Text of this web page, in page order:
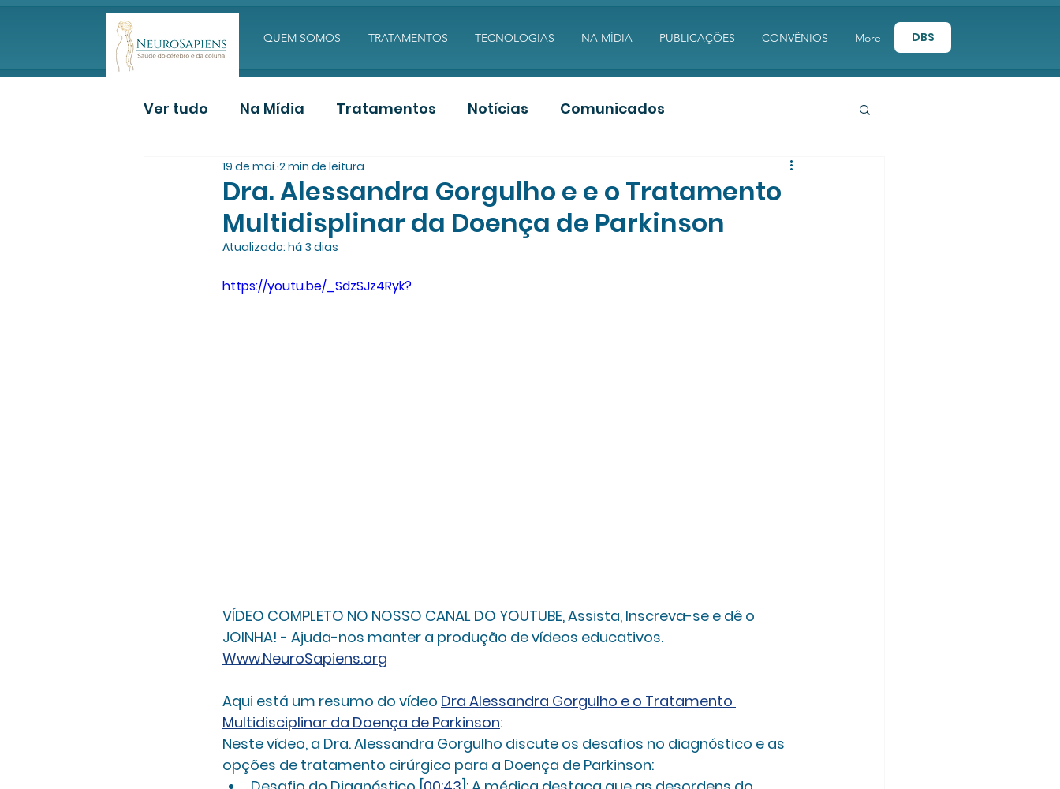
QUEM SOMOS TRATAMENTOS TECNOLOGIAS NA MÍDIA PUBLICAÇÕES CONVÊNIOS More DBS
Ver tudo Na Mídia Tratamentos Notícias Comunicados
Deposição de Pacientes
Dra. Alessandra Gorgulho e e o Tratamento
Multidisplinar da Doença de Parkinson
19 de mai. 2 min de leitura
Atualizado: há 3 dias
https://youtu.be/_SdzSJz4Ryk?
VÍDEO COMPLETO NO NOSSO CANAL DO YOUTUBE, Assista, Inscreva-se e dê o
JOINHA! - Ajuda-nos manter a produção de vídeos educativos.
Www.NeuroSapiens.org
Aqui está um resumo do vídeo Dra Alessandra Gorgulho e o Tratamento
Multidisciplinar da Doença de Parkinson:
Neste vídeo, a Dra. Alessandra Gorgulho discute os desafios no diagnóstico e as
opções de tratamento cirúrgico para a Doença de Parkinson: